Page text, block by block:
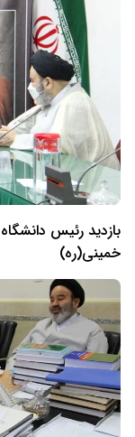
بازدید رئیس
خمینی(ره)